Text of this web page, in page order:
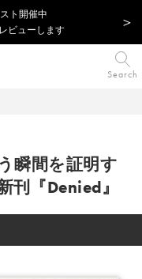
ト開催中
ビューします
Search
瞬間を証明す
『Denied』